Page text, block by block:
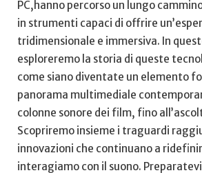
PC,hanno percorso un lungo
in strumenti capaci di offrire
tridimensionale e ⁢immersiva. In
esploreremo la storia di ⁣queste
come siano diventate un elemento⁢
panorama multimediale
colonne sonore dei film, fino
Scopriremo insieme i traguardi
innovazioni che continuano a
interagiamo con il suono.